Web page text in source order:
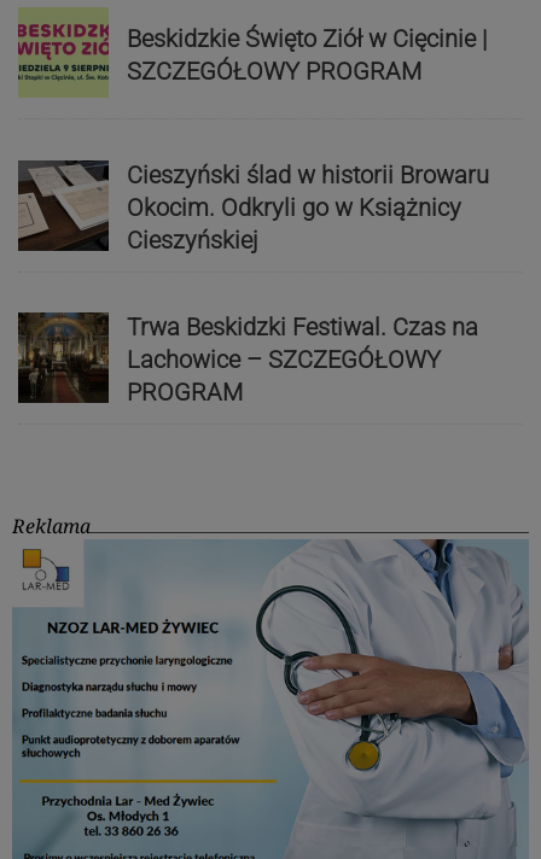
Beskidzkie Święto Ziół w Cięcinie |
SZCZEGÓŁOWY PROGRAM
Cieszyński ślad w historii Browaru
Okocim. Odkryli go w Książnicy
Cieszyńskiej
Trwa Beskidzki Festiwal. Czas na
Lachowice – SZCZEGÓŁOWY
PROGRAM
Reklama